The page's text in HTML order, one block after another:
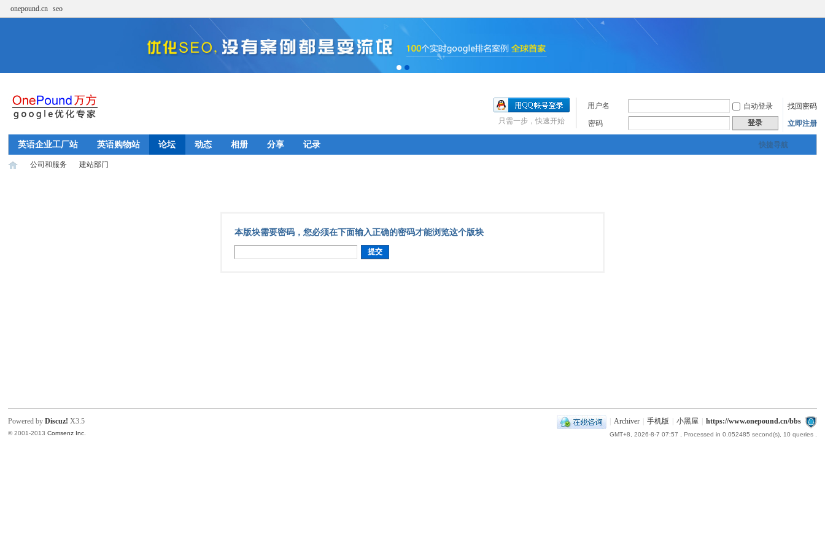
onepound.cn seo
用户名 自动登录
找回密码
密码
登录 立即注册
只需一步，快速开始
快捷导航
英语企业工厂站 英语购物站 论坛 动态 相册 分享 记录
公司和服务 建站部门
本版块需要密码，您必须在下面输入正确的密码才能浏览这个版块
提交
Archiver 手机版 小黑屋 https://www.onepound.cn/bbs
GMT+8, 2026-8-7 07:57 , Processed in 0.052485 second(s), 10 queries .
Powered byDiscuz! X3.5
© 2001-2013Comsenz Inc.